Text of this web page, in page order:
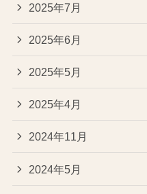
2025年7月
2025年6月
2025年5月
2025年4月
2024年11月
2024年5月